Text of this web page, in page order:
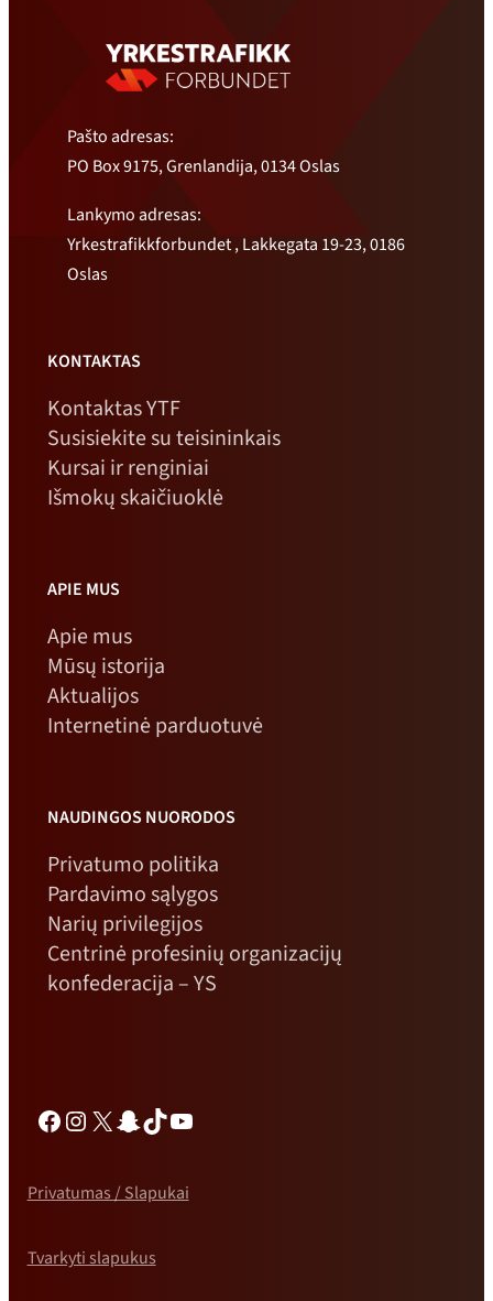
Pašto adresas:
PO Box 9175, Grenlandija, 0134 Oslas
Lankymo adresas:
Yrkestrafikkforbundet , Lakkegata 19-23, 0186
Oslas
KONTAKTAS
Kontaktas YTF
Susisiekite su teisininkais
Kursai ir renginiai
Išmokų skaičiuoklė
APIE MUS
Apie mus
Mūsų istorija
Aktualijos
Internetinė parduotuvė
NAUDINGOS NUORODOS
Privatumo politika
Pardavimo sąlygos
Narių privilegijos
Centrinė profesinių organizacijų
konfederacija – YS
Privatumas / Slapukai
Tvarkyti slapukus
Facebook
Instagramas
X „Snapchat“
TikTok„YouTube“